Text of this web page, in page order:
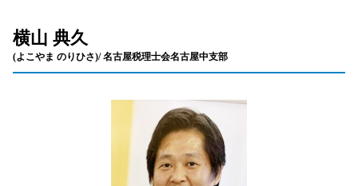
横山 典久
(よこやま のりひさ)/ 名古屋税理士会名古屋中支部